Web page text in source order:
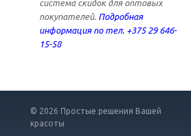
система скидок для оптовых
покупателей. Подробная
информация по тел. +375 29 646-
15-58
© 2026 Простые решения Вашей
красоты